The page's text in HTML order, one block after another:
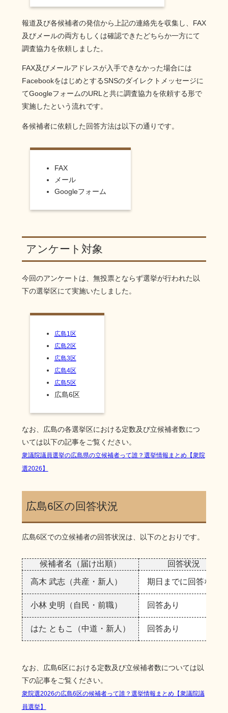
報道及び各候補者の発信から上記の連絡先を収集し、FAX
及びメールの両方もしくは確認できたどちらか一方にて
調査協力を依頼しました。
FAX及びメールアドレスが入手できなかった場合には
FacebookをはじめとするSNSのダイレクトメッセージに
てGoogleフォームのURLと共に調査協力を依頼する形で
実施したという流れです。
各候補者に依頼した回答方法は以下の通りです。
FAX
メール
Googleフォーム
アンケート対象
今回のアンケートは、無投票とならず選挙が行われた以
下の選挙区にて実施いたしました。
広島1区
広島2区
広島3区
広島4区
広島5区
広島6区
なお、広島の各選挙区における定数及び立候補者数につ
いては以下の記事をご覧ください。
衆議院議員選挙の広島県の立候補者って誰？選挙情報まとめ【衆院
選2026】
広島6区の回答状況
広島6区での立候補者の回答状況は、以下のとおりです。
候補者名（届け出順） 回答状況
高木 武志（共産・新人） 期日までに回答なし
小林 史明（自民・前職） 回答あり
はた ともこ（中道・新人） 回答あり
なお、広島6区における定数及び立候補者数については以
下の記事をご覧ください。
衆院選2026の広島6区の候補者って誰？選挙情報まとめ【衆議院議
員選挙】